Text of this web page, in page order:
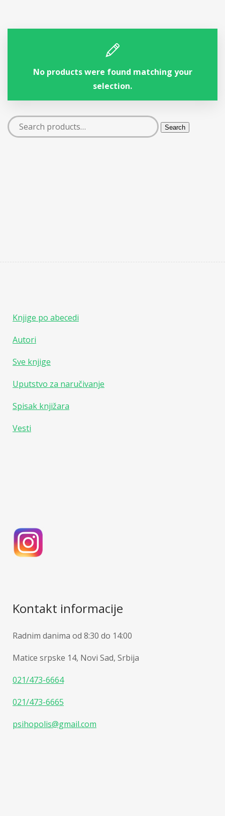
No products were found matching your
selection.
Search
Knjige po abecedi
Autori
Sve knjige
Uputstvo za naručivanje
Spisak knjižara
Vesti
Kontakt informacije
Radnim danima od 8:30 do 14:00
Matice srpske 14, Novi Sad, Srbija
021/473-6664
021/473-6665
psihopolis@gmail.com